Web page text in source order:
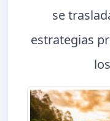
se
estrategias